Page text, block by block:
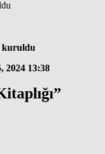
kuruldu
2024 13:38